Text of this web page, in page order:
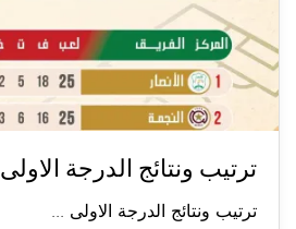
ترتيب ونتائج الدرجة الاولى
ترتيب ونتائج الدرجة الاولى ...